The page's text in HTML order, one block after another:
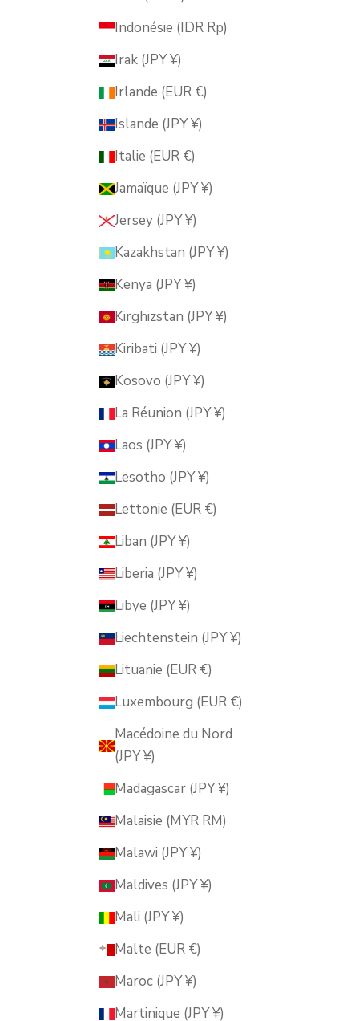
Indonésie (IDR Rp)
Irak (JPY ¥)
Irlande (EUR €)
Islande (JPY ¥)
Italie (EUR €)
Jamaïque (JPY ¥)
Jersey (JPY ¥)
Kazakhstan (JPY ¥)
Kenya (JPY ¥)
Kirghizstan (JPY ¥)
Kiribati (JPY ¥)
Kosovo (JPY ¥)
La Réunion (JPY ¥)
Laos (JPY ¥)
Lesotho (JPY ¥)
Lettonie (EUR €)
Liban (JPY ¥)
Liberia (JPY ¥)
Libye (JPY ¥)
Liechtenstein (JPY ¥)
Lituanie (EUR €)
Luxembourg (EUR €)
Macédoine du Nord
(JPY ¥)
Madagascar (JPY ¥)
Malaisie (MYR RM)
Malawi (JPY ¥)
Maldives (JPY ¥)
Mali (JPY ¥)
Malte (EUR €)
Maroc (JPY ¥)
Martinique (JPY ¥)